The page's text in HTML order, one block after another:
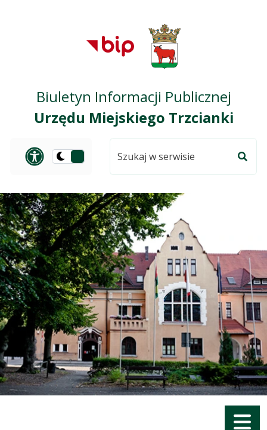
Przejdź do
głównego menu
Przejdź do treści
Przejdź do mapy
serwisu
Biuletyn Informacji Publicznej
Urzędu Miejskiego Trzcianki
Panel dostosowania
Przełącz
ciemną
serwisie
Menu